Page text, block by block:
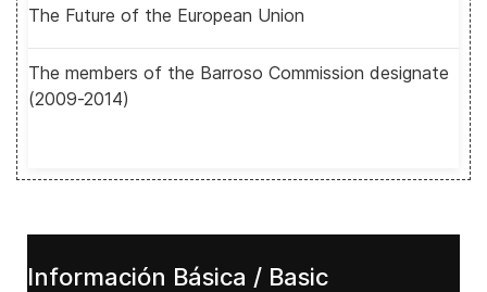
The Future of the European Union
The members of the Barroso Commission designate
(2009-2014)
Información Básica / Basic